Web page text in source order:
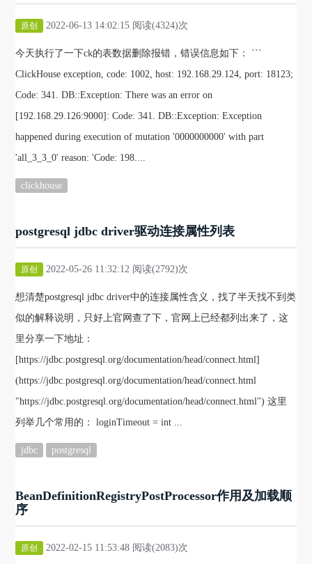
原创 2022-06-13 14:02:15 阅读(4324)次
今天执行了一下ck的表数据删除报错，错误信息如下： ```
ClickHouse exception, code: 1002, host: 192.168.29.124, port: 18123;
Code: 341. DB::Exception: There was an error on
[192.168.29.126:9000]: Code: 341. DB::Exception: Exception
happened during execution of mutation '0000000000' with part
'all_3_3_0' reason: 'Code: 198....
clickhouse
postgresql jdbc driver驱动连接属性列表
原创 2022-05-26 11:32:12 阅读(2792)次
想清楚postgresql jdbc driver中的连接属性含义，找了半天找不到类
似的解释说明，只好上官网查了下，官网上已经都列出来了，这
里分享一下地址：
[https://jdbc.postgresql.org/documentation/head/connect.html]
(https://jdbc.postgresql.org/documentation/head/connect.html
"https://jdbc.postgresql.org/documentation/head/connect.html") 这里
列举几个常用的： loginTimeout = int ...
jdbc postgresql
BeanDefinitionRegistryPostProcessor作用及加载顺
序
原创 2022-02-15 11:53:48 阅读(2083)次